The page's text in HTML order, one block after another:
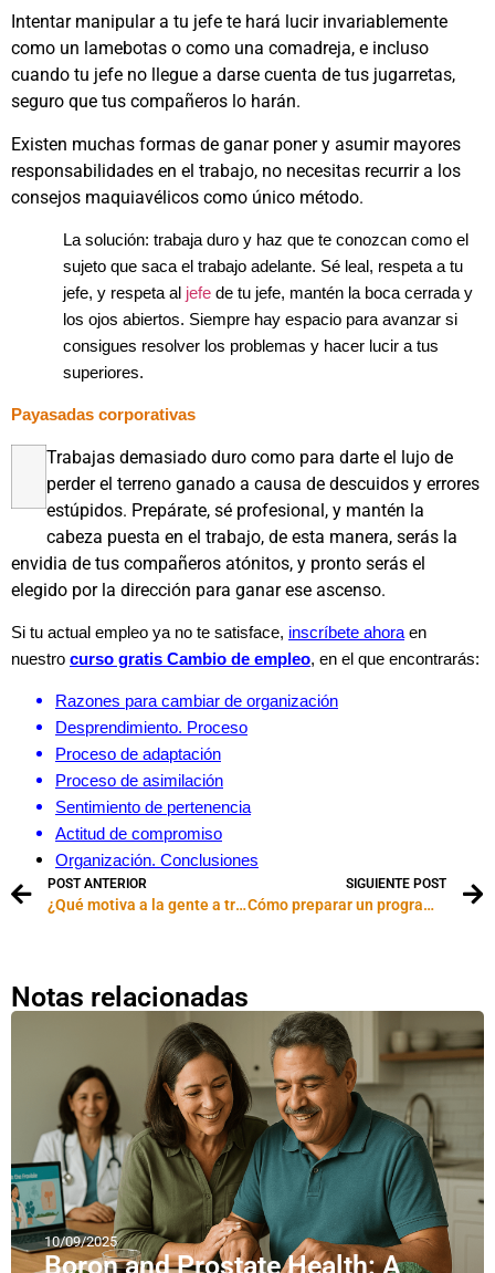
Intentar manipular a tu jefe te hará lucir invariablemente
como un lamebotas o como una comadreja, e incluso
cuando tu jefe no llegue a darse cuenta de tus jugarretas,
seguro que tus compañeros lo harán.
Existen muchas formas de ganar poner y asumir mayores
responsabilidades en el trabajo, no necesitas recurrir a los
consejos maquiavélicos como único método.
La solución: trabaja duro y haz que te conozcan como el
sujeto que saca el trabajo adelante. Sé leal, respeta a tu
jefe, y respeta al jefe de tu jefe, mantén la boca cerrada y
los ojos abiertos. Siempre hay espacio para avanzar si
consigues resolver los problemas y hacer lucir a tus
superiores.
Payasadas corporativas
Trabajas demasiado duro como para darte el lujo de
perder el terreno ganado a causa de descuidos y errores
estúpidos. Prepárate, sé profesional, y mantén la
cabeza puesta en el trabajo, de esta manera, serás la
envidia de tus compañeros atónitos, y pronto serás el
elegido por la dirección para ganar ese ascenso.
Si tu actual empleo ya no te satisface, inscríbete ahora en
nuestro curso gratis Cambio de empleo, en el que encontrarás:
Razones para cambiar de organización
Desprendimiento. Proceso
Proceso de adaptación
Proceso de asimilación
Sentimiento de pertenencia
Actitud de compromiso
Organización. Conclusiones
POST ANTERIOR
¿Qué motiva a la gente a trabajar mejor?
SIGUIENTE POST
Cómo preparar un programa de radio
Notas relacionadas
10/09/2025
Boron and Prostate Health: A